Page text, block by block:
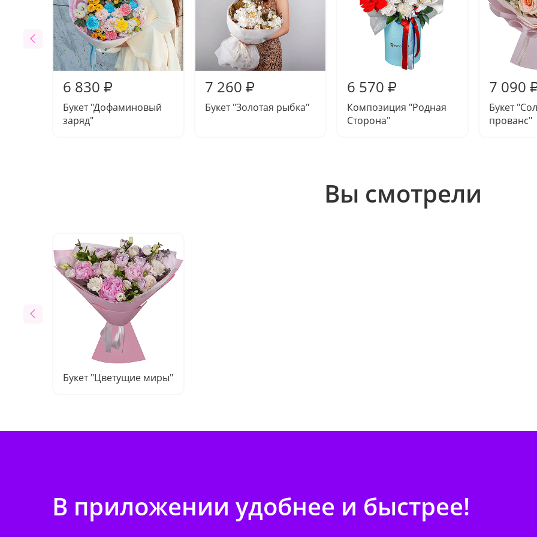
6 830 ₽
Букет "Дофаминовый
заряд"
7 260 ₽
Букет "Золотая рыбка"
6 570 ₽
Композиция "Родная
Сторона"
7 090
Букет
прованс"
Вы смотрели
Букет "Цветущие миры"
В приложении удобнее и быстрее!